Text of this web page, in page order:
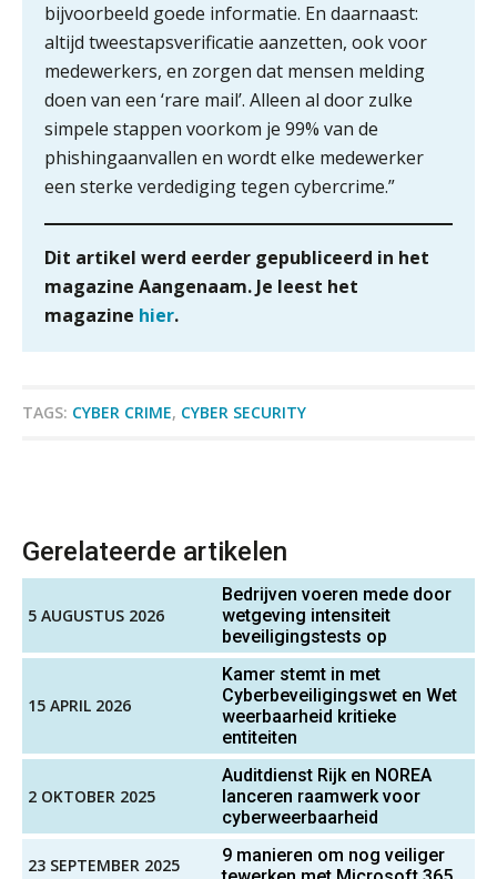
bijvoorbeeld goede informatie. En daarnaast:
altijd tweestapsverificatie aanzetten, ook voor
medewerkers, en zorgen dat mensen melding
doen van een ‘rare mail’. Alleen al door zulke
simpele stappen voorkom je 99% van de
phishingaanvallen en wordt elke medewerker
een sterke verdediging tegen cybercrime.”
Dit artikel werd eerder gepubliceerd in het
magazine Aangenaam. Je leest het
magazine hier.
TAGS: CYBER CRIME, CYBER SECURITY
Gerelateerde artikelen
5 AUGUSTUS 2026
Bedrijven voeren mede door
wetgeving intensiteit
beveiligingstests op
15 APRIL 2026
Kamer stemt in met
Cyberbeveiligingswet en Wet
weerbaarheid kritieke
entiteiten
2 OKTOBER 2025
Auditdienst Rijk en NOREA
lanceren raamwerk voor
cyberweerbaarheid
23 SEPTEMBER 2025
9 manieren om nog veiliger
Boekhoudlandschap sterk
gefragmenteerd, softwarekampioen
ontbreekt (nog) in Europa
Hoe Hoek en Blok het
ondertekenproces drastisch
verbeterde
aan bij het snelgroeiende Reanda
digitaal fundament voor governance,
security en AI
innovatie
Terug naar het ambacht
Cyberbeveiligingswet definitief: dit
moet je accountantskantoor vóór 15
augustus geregeld hebben
Waarom SharePoint en Copilot je de
inzichten op klantdossiers schuldig
blijven
“Waarom CRM in de accountancy
vaak meer ruis dan overzicht brengt”
ICT & AI | “Accountancywerk
verandert sneller dan de meeste
kantoren beseffen”
Zelfstandig Assistent Accountant
Samenstelpraktijk
PIA Group
Eindverantwoordelijk Accountant Samenstel (RA
of AA)
PIA Group
Controleleider
Scab
Junior manager audit
Assistent accountant Agri & Food – Groningen
Senior Assistent Accountant, EJP Financial
Astronauts – Curaçao
Accountant Agri & Food – Gorinchem